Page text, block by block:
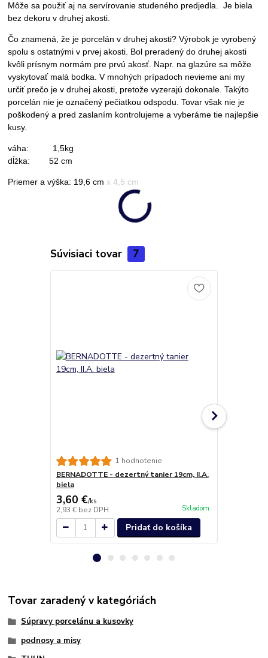
Môže sa použiť aj na servírovanie studeného predjedla. Je biela
bez dekoru v druhej akosti.
Čo znamená, že je porcelán v druhej akosti? Výrobok je vyrobený
spolu s ostatnými v prvej akosti. Bol preradený do druhej akosti
kvôli prísnym normám pre prvú akosť. Napr. na glazúre sa môže
vyskytovať malá bodka. V mnohých prípadoch nevieme ani my
určiť prečo je v druhej akosti, pretože vyzerajú dokonale. Takýto
porcelán nie je označený pečiatkou odspodu. Tovar však nie je
poškodený a pred zaslaním kontrolujeme a vyberáme tie najlepšie
kusy.
váha: 1,5kg
dĺžka: 52 cm
Priemer a výška: 19,6 cm x 4,5 cm
Súvisiaci tovar 7
1 hodnotenie
BERNADOTTE - dezertný tanier 19cm, II.A.
biela
3,60 €/ks
2,93 € bez DPH Skladom
Pridať do košíka
Tovar zaradený v kategóriách
Súpravy porcelánu a kusovky
podnosy a misy